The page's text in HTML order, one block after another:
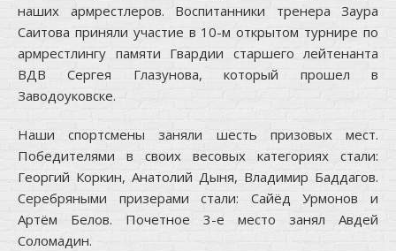
наших армрестлеров. Воспитанники тренера Заура
Саитова приняли участие в 10-м открытом турнире по
армрестлингу памяти Гвардии старшего лейтенанта
ВДВ Сергея Глазунова, который прошел в
Заводоуковске.
Наши спортсмены заняли шесть призовых мест.
Победителями в своих весовых категориях стали:
Георгий Коркин, Анатолий Дыня, Владимир Баддагов.
Серебряными призерами стали: Сайëд Урмонов и
Артём Белов. Почетное 3-е место занял Авдей
Соломадин.